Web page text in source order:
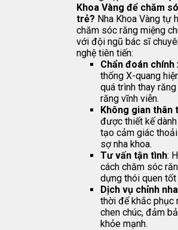
Khoa Vàng để chăm
trẻ? Nha Khoa Vàng tự
chăm sóc răng miệng
với đội ngũ bác sĩ
nghệ tiên tiến:
Chẩn đoán chính
thống X-quang
quá trình thay
răng vĩnh viễn.
Không gian thân
được thiết kế
tạo cảm giác
sợ nha khoa.
Tư vấn tận tình:
cách chăm sóc
dựng thói quen tốt
Dịch vụ chỉnh
thời để khắc phục
chen chúc, đảm
khỏe mạnh.